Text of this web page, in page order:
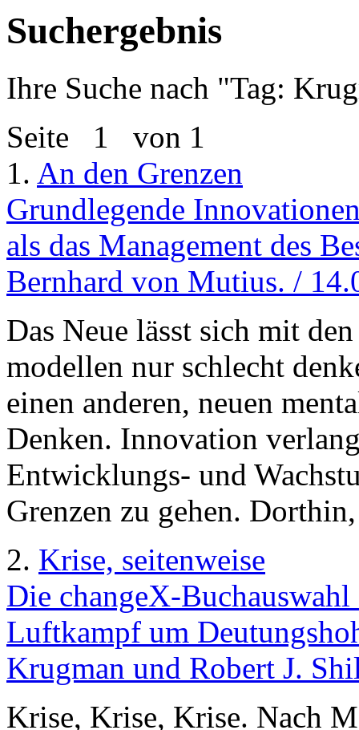
Suchergebnis
Ihre Suche nach "Tag:
Seite 1 von 1
1. An den Grenzen
Grundlegende
als das Management des
Bernhard von Mutius. /
Das Neue lässt sich mit
modellen nur schlecht
einen anderen, neuen
Denken. Innovation
Entwicklungs- und
Grenzen zu gehen.
2. Krise, seitenweise
Die changeX-
Luftkampf um
Krugman und Robert J.
Krise, Krise, Krise. Nach